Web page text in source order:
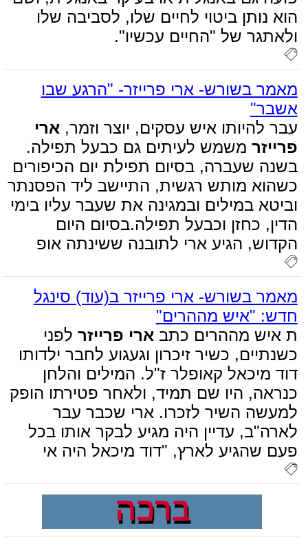
הוא נותן ביטוי לחיים שלו, לסביבה שלו
ולאתגר של "החיים עכשיו".
מאמר בשורש- ארי פרייזר- "הרגע שבו
אשבר"
עבר להיותו איש עסקים, יוצר וזמר,ארי
פרייזר משמש לעיתים גם כבעל תפילה.
בשנה שעברה, בסיום תפילת יום הכיפורים
כשהוא מותש רגשית, התיישב ליד הפסנתר
וביטא במילים ובמגינה את שעבר עליו בימי
הדין, כחזן וכבעל תפילה.בסיום היום
הקדוש, הגיע ארי לתובנה ששינתה אופ
מאמר בשורש- ארי פרייזר ב(עוד) סינגל
חדש: "איש מההרים"
ת איש מההרים כתבארי פרייזר לפני
כשנתיים, כשיר זיכרון וגעגוע לחבר ילדותו
דוד מיכאל קאופלר ז"ל. המילים והלחן
כנראה, היו שם תמיד, ולאחר פטירתו הופק
למעשה השיר לזכרו. ארי שכבר עבר
לארה"ב, עדיין היה מגיע לבקר אותו בכל
פעם שהגיע לארץ, "דוד מיכאל היה אי